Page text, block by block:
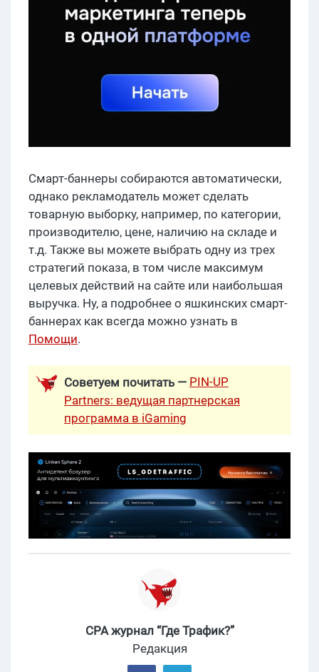
Смарт-баннеры собираются автоматически,
однако рекламодатель может сделать
товарную выборку, например, по категории,
производителю, цене, наличию на складе и
т.д. Также вы можете выбрать одну из трех
стратегий показа, в том числе максимум
целевых действий на сайте или наибольшая
выручка. Ну, а подробнее о яшкинских смарт-
баннерах как всегда можно узнать в
Помощи.
Советуем почитать — PIN-UP
Partners: ведущая партнерская
программа в iGaming
CPA журнал “Где Трафик?”
Редакция